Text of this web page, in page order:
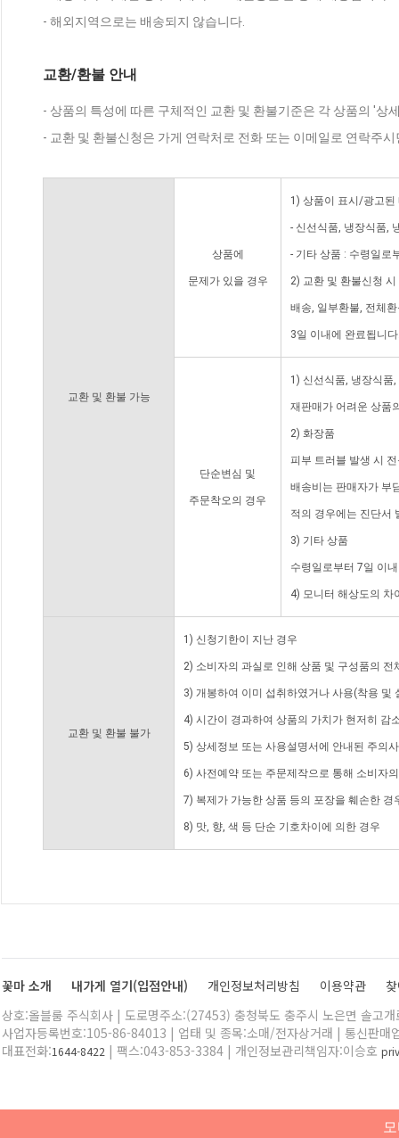
- 해외지역으로는 배송되지 않습니다.
교환/환불 안내
- 상품의 특성에 따른 구체적인 교환 및 환불기준은 각 상품의 '상
- 교환 및 환불신청은 가게 연락처로 전화 또는 이메일로 연락주
교환 및 환불 가능
상품에
문제가 있을 경우
1) 상품이 표시/광고된
- 신선식품, 냉장식품,
- 기타 상품 : 수령일로
2) 교환 및 환불신청
배송, 일부환불, 전체
3일 이내에 완료됩니
단순변심 및
주문착오의 경우
1) 신선식품, 냉장식품
재판매가 어려운 상품
2) 화장품
피부 트러블 발생 시
배송비는 판매자가 부
적의 경우에는 진단서
3) 기타 상품
수령일로부터 7일 이
4) 모니터 해상도의 차
교환 및 환불 불가
1) 신청기한이 지난 경우
2) 소비자의 과실로 인해 상품 및 구성품의
3) 개봉하여 이미 섭취하였거나 사용(착용 및
4) 시간이 경과하여 상품의 가치가 현저히 감
5) 상세정보 또는 사용설명서에 안내된 주의
6) 사전예약 또는 주문제작으로 통해 소비자
7) 복제가 가능한 상품 등의 포장을 훼손한 경
8) 맛, 향, 색 등 단순 기호차이에 의한 경우
꽃마 소개 내가게 열기(입점안내) 개인정보처리방침 이용약관
상호:올블룸 주식회사 | 도로명주소:(27453) 충청북도 충주시 노은면 솔고
사업자등록번호:105-86-84013 | 업태 및 종목:소매/전자상거래 | 통신판매
대표전화:1644-8422 | 팩스:043-853-3384 | 개인정보관리책임자:이승호